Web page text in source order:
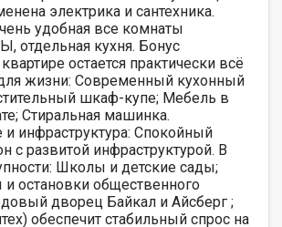
электрика и сантехника.
удобная все комнаты
кухня. Бонус
остается практически всё
жизни: Современный кухонный
шкаф-купе; Мебель в
Стиральная машинка.
инфраструктура: Спокойный
с развитой инфраструктурой. В
Школы и детские сады;
остановки общественного
дворец Байкал и Айсберг ;
обеспечит стабильный спрос на